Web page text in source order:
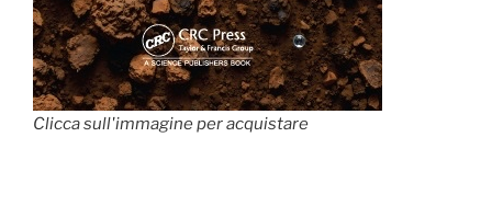
Clicca sull'immagine per acquistare